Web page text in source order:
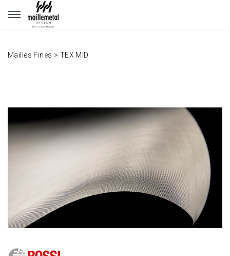
Panneau de gestion des cookies
Mailles Fines > TEX MID
" width="1140" height="640">